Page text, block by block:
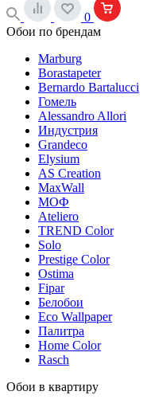
0
Обои по брендам
Marburg
Borastapeter
Bernardo Bartalucci
Гомель
Alessandro Allori
Индустрия
Grandeco
Elysium
AS Creation
MaxWall
МОФ
Ateliero
TREND Color
Solo
Prestige Color
Ostima
Fipar
Белобои
Eco Wallpaper
Палитра
Home Color
Rasch
Обои в квартиру